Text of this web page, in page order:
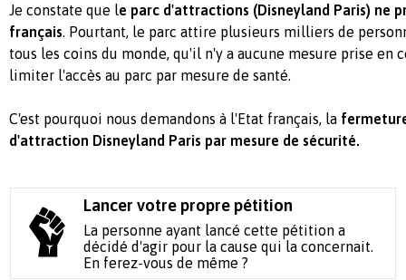
Je constate que le parc d'attractions (Disneyland Paris) ne
français. Pourtant, le parc attire plusieurs milliers de
tous les coins du monde, qu'il n'y a aucune mesure prise en
limiter l'accès au parc par mesure de santé.
C'est pourquoi nous demandons à l'Etat français, la
d'attraction Disneyland Paris par mesure de sécurité.
Lancer votre propre pétition
La personne ayant lancé cette pétition a
décidé d'agir pour la cause qui la concernait.
En ferez-vous de même ?